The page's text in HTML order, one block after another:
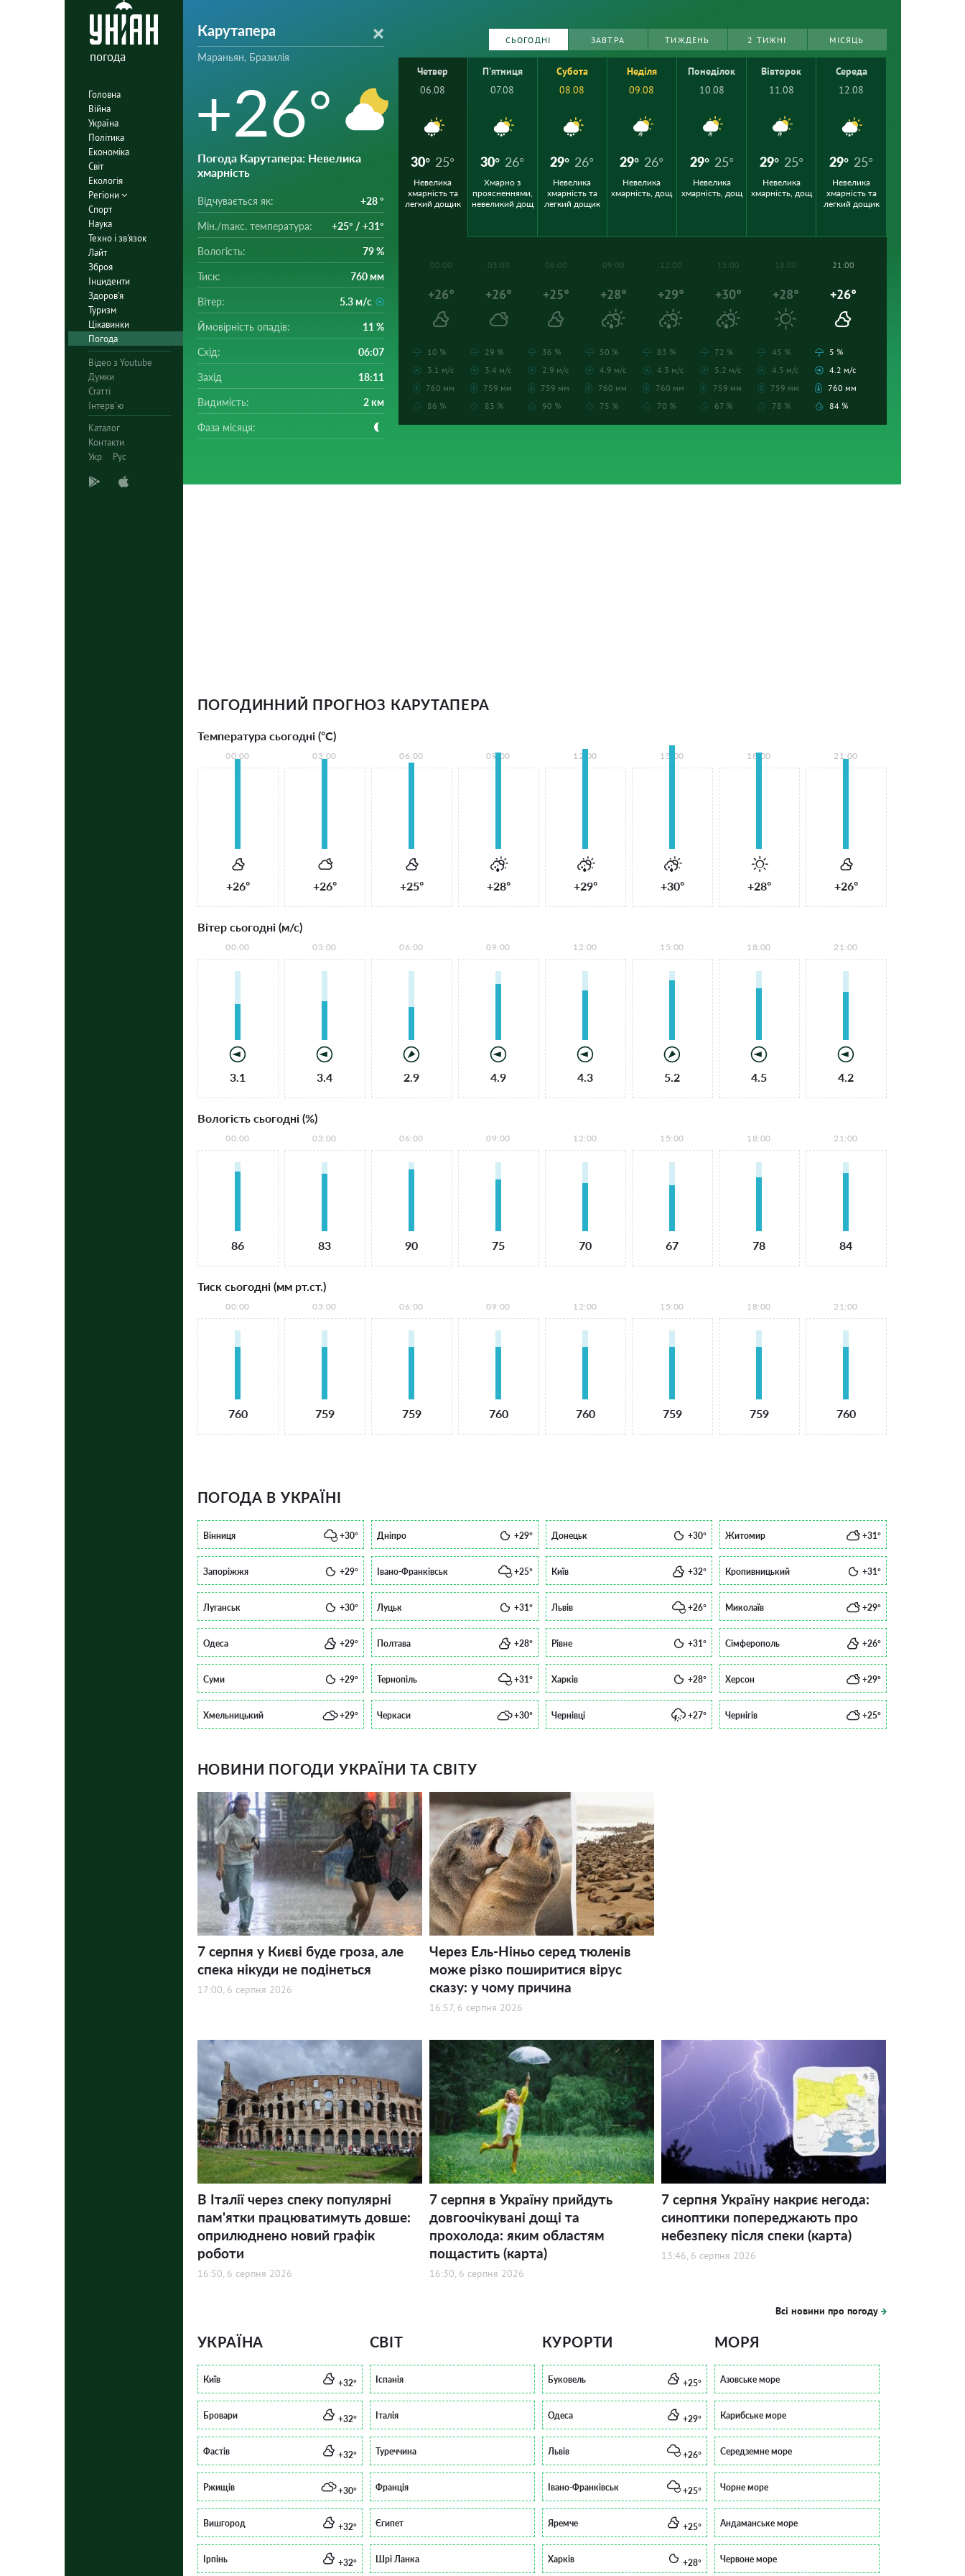
погода
Головна
Війна
Україна
Політика
Економіка
Світ
Екологія
Регіони
Спорт
Наука
Техно і зв'язок
Лайт
Зброя
Інциденти
Здоров'я
Туризм
Цікавинки
Погода
Відео з Youtube
Думки
Статті
Інтерв`ю
Каталог
Контакти
Укр
Рус
Карутапера
Мараньян, Бразилія
+26°
Погода Карутапера: Невелика
хмарність
Відчувається як: +28 °
Мін./mакс. температура: +25° / +31°
Вологість: 79 %
Тиск: 760 мм
Вітер: 5.3 м/с
Ймовірність опадів: 11 %
Схід: 06:07
Захід 18:11
Видимість: 2 км
Фаза місяця:
СЬОГОДНІ ЗАВТРА ТИЖДЕНЬ 2 ТИЖНІ МІСЯЦЬ
Четвер
06.08
30° 25°
Невелика
хмарність та
легкий дощик
П'ятниця
07.08
30° 26°
Хмарно з
проясненнями,
невеликий дощ
Субота
08.08
29° 26°
Невелика
хмарність та
легкий дощик
Неділя
09.08
29° 26°
Невелика
хмарність, дощ
Понеділок
10.08
29° 25°
Невелика
хмарність, дощ
Вівторок
11.08
29° 25°
Невелика
хмарність, дощ
Середа
12.08
29° 25°
Невелика
хмарність та
легкий дощик
00:00
+26°
10 %
3.1 м/с
760 мм
86 %
03:00
+26°
29 %
3.4 м/с
759 мм
83 %
06:00
+25°
36 %
2.9 м/с
759 мм
90 %
09:00
+28°
50 %
4.9 м/с
760 мм
75 %
12:00
+29°
83 %
4.3 м/с
760 мм
70 %
15:00
+30°
72 %
5.2 м/с
759 мм
67 %
18:00
+28°
45 %
4.5 м/с
759 мм
78 %
21:00
+26°
5 %
4.2 м/с
760 мм
84 %
ПОГОДИННИЙ ПРОГНОЗ КАРУТАПЕРА
Температура сьогодні (°С)
00:00
+26°
03:00
+26°
06:00
+25°
09:00
+28°
12:00
+29°
15:00
+30°
18:00
+28°
21:00
+26°
Вітер сьогодні (м/с)
00:00
3.1
03:00
3.4
06:00
2.9
09:00
4.9
12:00
4.3
15:00
5.2
18:00
4.5
21:00
4.2
Вологість сьогодні (%)
00:00
86
03:00
83
06:00
90
09:00
75
12:00
70
15:00
67
18:00
78
21:00
84
Тиск сьогодні (мм рт.ст.)
00:00
760
03:00
759
06:00
759
09:00
760
12:00
760
15:00
759
18:00
759
21:00
760
ПОГОДА В УКРАЇНІ
Вінниця +30° Дніпро +29° Донецьк +30° Житомир +31°
Запоріжжя +29° Івано-Франківськ +25° Київ +32° Кропивницький +31°
Луганськ +30° Луцьк +31° Львів +26° Миколаїв +29°
Одеса +29° Полтава +28° Рівне +31° Сімферополь +26°
Суми +29° Тернопіль +31° Харків +28° Херсон +29°
Хмельницький +29° Черкаси +30° Чернівці +27° Чернігів +25°
НОВИНИ ПОГОДИ УКРАЇНИ ТА СВІТУ
7 серпня у Києві буде гроза, але
спека нікуди не подінеться
17:00, 6 серпня 2026
Через Ель-Ніньо серед тюленів
може різко поширитися вірус
сказу: у чому причина
16:57, 6 серпня 2026
В Італії через спеку популярні
пам'ятки працюватимуть довше:
оприлюднено новий графік
роботи
16:50, 6 серпня 2026
7 серпня в Україну прийдуть
довгоочікувані дощі та
прохолода: яким областям
пощастить (карта)
16:30, 6 серпня 2026
7 серпня Україну накриє негода:
синоптики попереджають про
небезпеку після спеки (карта)
13:46, 6 серпня 2026
Всі новини про погоду
УКРАЇНА
Київ +32°
Бровари +32°
Фастів +32°
Ржищів +30°
Вишгород +32°
Ірпінь +32°
СВІТ
Іспанія
Італія
Туреччина
Франція
Єгипет
Шрі Ланка
КУРОРТИ
Буковель +25°
Одеса +29°
Львів +26°
Івано-Франківськ +25°
Яремче +25°
Харків +28°
МОРЯ
Азовське море
Карибське море
Середземне море
Чорне море
Андаманське море
Червоне море